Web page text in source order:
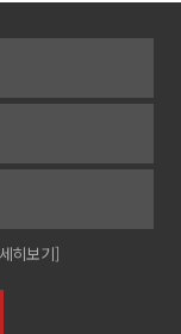
히보기]